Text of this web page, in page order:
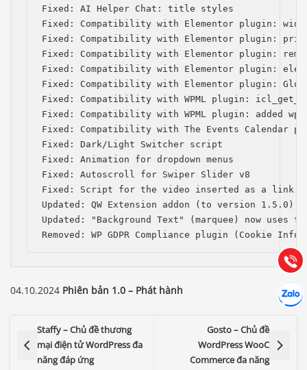
Fixed: AI Helper Chat: title styles
Fixed: Compatibility with Elementor plugin:
Fixed: Compatibility with Elementor plugin:
Fixed: Compatibility with Elementor plugin:
Fixed: Compatibility with Elementor plugin:
Fixed: Compatibility with Elementor plugin:
Fixed: Compatibility with WPML plugin:
Fixed: Compatibility with WPML plugin: added
Fixed: Compatibility with The Events Calendar
Fixed: Dark/Light Switcher script
Fixed: Animation for dropdown menus
Fixed: Autoscroll for Swiper Slider v8
Fixed: Script for the video inserted as a link in
Updated: QW Extension addon (to version 1.5.0)
Updated: "Background Text" (marquee) now
Removed: WP GDPR Compliance plugin (Cookie
04.10.2024 Phiên bản 1.0 – Phát hành
Staffy – Chủ đề thương
mại điện tử WordPress đa
năng đáp ứng
Gosto – Chủ đề
WordPress WooC
Commerce đa năng
Gọi
Báo giá & Đặt hàng:
0903.976.769
Hướng dẫn & Hỗ trợ:
(028) 22.166.144
Chát